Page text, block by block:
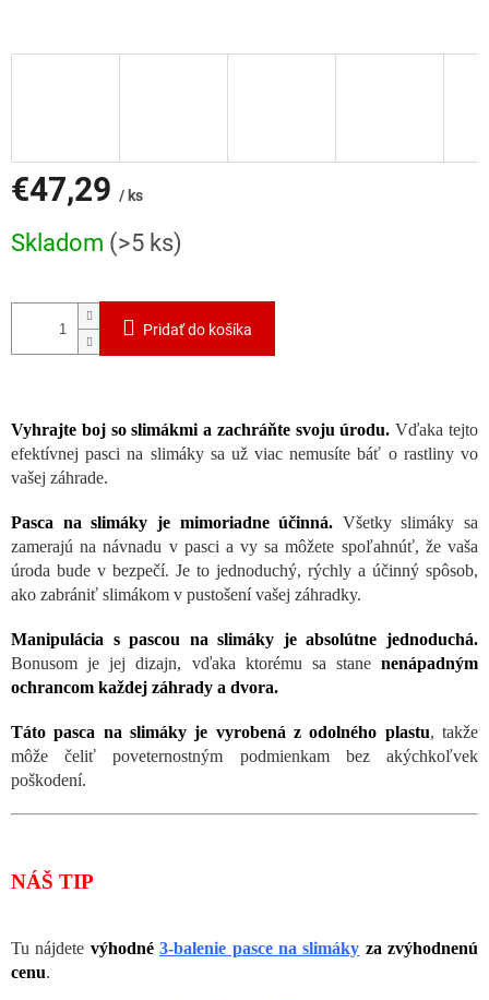
€47,29 / ks
cena:
Skladom (>5 ks)
Pridať do košíka
Vyhrajte boj so slimákmi a zachráňte svoju úrodu. Vďaka tejto
efektívnej pasci na slimáky sa už viac nemusíte báť o rastliny vo
vašej záhrade.
Pasca na slimáky je mimoriadne účinná. Všetky slimáky sa
zamerajú na návnadu v pasci a vy sa môžete spoľahnúť, že vaša
úroda bude v bezpečí. Je to jednoduchý, rýchly a účinný spôsob,
ako zabrániť slimákom v pustošení vašej záhradky.
Manipulácia s pascou na slimáky je absolútne jednoduchá.
Bonusom je jej dizajn, vďaka ktorému sa stane nenápadným
ochrancom každej záhrady a dvora.
Táto pasca na slimáky je vyrobená z odolného plastu, takže
môže čeliť poveternostným podmienkam bez akýchkoľvek
poškodení.
NÁŠ TIP
Tu nájdete výhodné 3-balenie pasce na slimáky za zvýhodnenú
cenu.